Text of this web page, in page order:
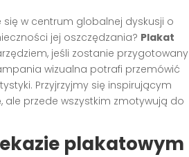
w centrum globalnej dyskusji o
jej oszczędzania? Plakat
jeśli zostanie przygotowany
wizualna potrafi przemówić
Przyjrzyjmy się inspirującym
ale przede wszystkim zmotywują do
plakatowym